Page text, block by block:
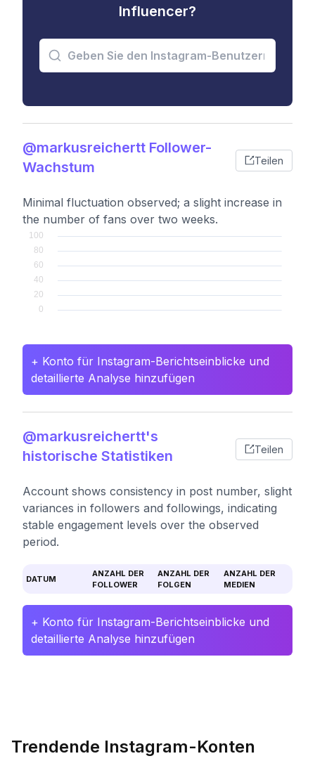
Influencer?
@markusreichertt Follower-
Wachstum
Teilen
Minimal fluctuation observed; a slight increase in
the number of fans over two weeks.
+ Konto für Instagram-Berichtseinblicke und
detaillierte Analyse hinzufügen
@markusreichertt's
historische Statistiken
Teilen
Account shows consistency in post number, slight
variances in followers and followings, indicating
stable engagement levels over the observed
period.
DATUM
ANZAHL DER
FOLLOWER
ANZAHL DER
FOLGEN
ANZAHL DER
MEDIEN
+ Konto für Instagram-Berichtseinblicke und
detaillierte Analyse hinzufügen
Trendende Instagram-Konten